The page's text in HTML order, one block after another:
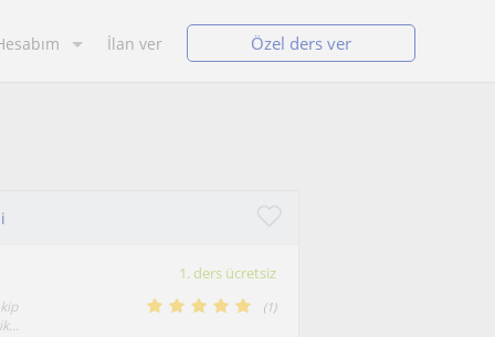
İlan ver Özel ders ver
1. ders ücretsiz
(1)